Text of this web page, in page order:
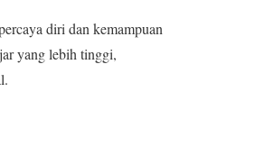
diri dan kemampuan
yang lebih tinggi,